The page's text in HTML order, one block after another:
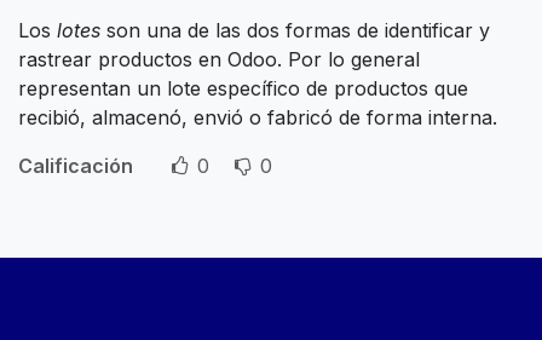
Los lotes son una de las dos formas de identificar y
rastrear productos en Odoo. Por lo general
representan un lote específico de productos que
recibió, almacenó, envió o fabricó de forma interna.
Calificación
0 0